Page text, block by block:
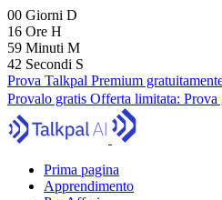
00 Giorni D
16 Ore H
59 Minuti M
41 Secondi S
Prova Talkpal Premium
Provalo gratis Offerta limitata: Prova
Prima pagina
Apprendimento